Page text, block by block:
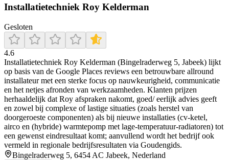
Installatietechniek Roy Kelderman
Gesloten
4.6
Installatietechniek Roy Kelderman (Bingelraderweg 5, Jabeek) lijkt
op basis van de Google Places reviews een betrouwbare allround
installateur met een sterke focus op nauwkeurigheid, communicatie
en het netjes afronden van werkzaamheden. Klanten prijzen
herhaaldelijk dat Roy afspraken nakomt, goed/ eerlijk advies geeft
en zowel bij complexe of lastige situaties (zoals herstel van
doorgeroeste componenten) als bij nieuwe installaties (cv-ketel,
airco en (hybride) warmtepomp met lage-temperatuur-radiatoren) tot
een gewenst eindresultaat komt; aanvullend wordt het bedrijf ook
vermeld in regionale bedrijfsresultaten via Goudengids.
Bingelraderweg 5, 6454 AC Jabeek, Nederland